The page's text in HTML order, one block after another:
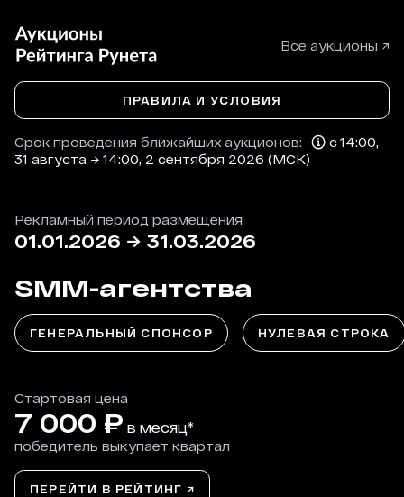
Все аукционы ↗
Срок проведения ближайших аукционов:
с 14:00,
31 августа → 14:00, 2 сентября 2026 (МСК)
ПРАВИЛА И УСЛОВИЯ
Рекламный период размещения
01.01.2026 → 31.03.2026
SMM-агентства
ГЕНЕРАЛЬНЫЙ СПОНСОР НУЛЕВАЯ СТРОКА
Стартовая цена
7 000 ₽ в месяц*
победитель выкупает квартал
ПЕРЕЙТИ В РЕЙТИНГ ↗